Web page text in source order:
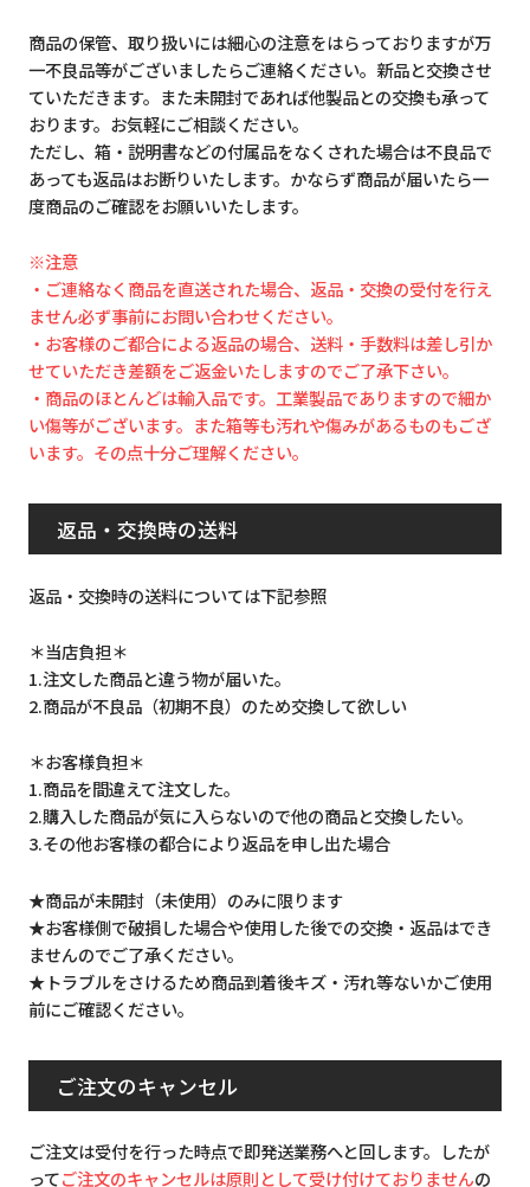
商品の保管、取り扱いには細心の注意をはらっておりますが万
一不良品等がございましたらご連絡ください。新品と交換させ
ていただきます。また未開封であれば他製品との交換も承って
おります。お気軽にご相談ください。
ただし、箱・説明書などの付属品をなくされた場合は不良品で
あっても返品はお断りいたします。かならず商品が届いたら一
度商品のご確認をお願いいたします。
※注意
・ご連絡なく商品を直送された場合、返品・交換の受付を行え
ません必ず事前にお問い合わせください。
・お客様のご都合による返品の場合、送料・手数料は差し引か
せていただき差額をご返金いたしますのでご了承下さい。
・商品のほとんどは輸入品です。工業製品でありますので細か
い傷等がございます。また箱等も汚れや傷みがあるものもござ
います。その点十分ご理解ください。
返品・交換時の送料
返品・交換時の送料については下記参照
＊当店負担＊
1.注文した商品と違う物が届いた。
2.商品が不良品（初期不良）のため交換して欲しい
＊お客様負担＊
1.商品を間違えて注文した。
2.購入した商品が気に入らないので他の商品と交換したい。
3.その他お客様の都合により返品を申し出た場合
★商品が未開封（未使用）のみに限ります
★お客様側で破損した場合や使用した後での交換・返品はでき
ませんのでご了承ください。
★トラブルをさけるため商品到着後キズ・汚れ等ないかご使用
前にご確認ください。
ご注文のキャンセル
ご注文は受付を行った時点で即発送業務へと回します。したが
ってご注文のキャンセルは原則として受け付けておりませんの